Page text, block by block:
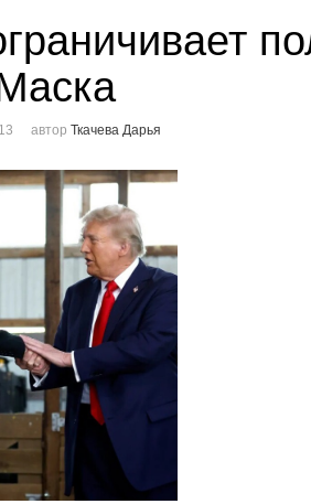
автор Ткачева Дарья